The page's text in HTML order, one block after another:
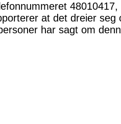
at det dreier seg
har sagt om